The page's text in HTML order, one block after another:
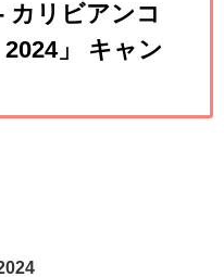
カリビアンコ
」 キャン